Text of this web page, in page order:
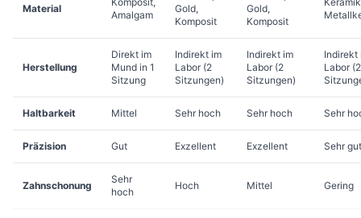
Material
Amalgam
Gold,
Komposit
Gold,
Komposit
Herstellung
Direkt im
Mund in 1
Sitzung
Indirekt im
Labor (2
Sitzungen)
Indirekt im
Labor (2
Sitzungen)
Indirekt
Labor (2
Haltbarkeit Mittel Sehr hoch Sehr hoch Sehr
Präzision Gut Exzellent Exzellent Sehr gut
Zahnschonung
Sehr
hoch
Hoch Mittel Gering